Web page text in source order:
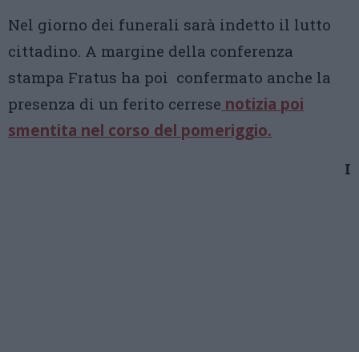
Nel giorno dei funerali sarà indetto il lutto
cittadino. A margine della conferenza
stampa Fratus ha poi confermato anche la
presenza di un ferito cerrese notizia poi
smentita nel corso del pomeriggio.
I